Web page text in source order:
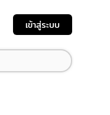
เข้าสู่ระบบ